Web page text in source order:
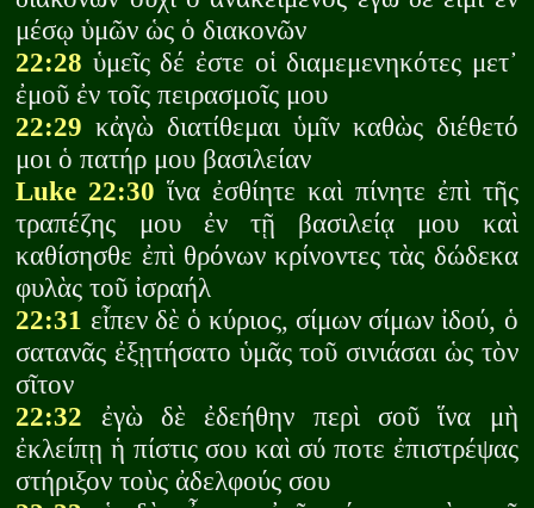
μέσῳ ὑμῶν ὡς ὁ διακονῶν
22:28 ὑμεῖς δέ ἐστε οἱ διαμεμενηκότες μετ᾽
ἐμοῦ ἐν τοῖς πειρασμοῖς μου
22:29 κἀγὼ διατίθεμαι ὑμῖν καθὼς διέθετό
μοι ὁ πατήρ μου βασιλείαν
Luke 22:30 ἵνα ἐσθίητε καὶ πίνητε ἐπὶ τῆς
τραπέζης μου ἐν τῇ βασιλείᾳ μου καὶ
καθίσησθε ἐπὶ θρόνων κρίνοντες τὰς δώδεκα
φυλὰς τοῦ ἰσραήλ
22:31 εἶπεν δὲ ὁ κύριος, σίμων σίμων ἰδού, ὁ
σατανᾶς ἐξῃτήσατο ὑμᾶς τοῦ σινιάσαι ὡς τὸν
σῖτον
22:32 ἐγὼ δὲ ἐδεήθην περὶ σοῦ ἵνα μὴ
ἐκλείπῃ ἡ πίστις σου καὶ σύ ποτε ἐπιστρέψας
στήριξον τοὺς ἀδελφούς σου